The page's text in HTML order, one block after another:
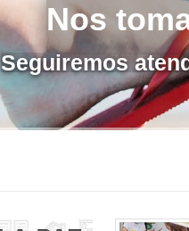
Nos
Seguiremos